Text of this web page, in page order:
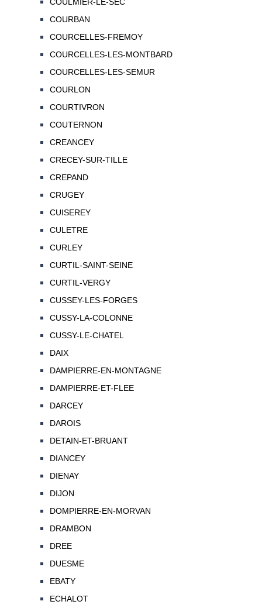
COULMIER-LE-SEC
COURBAN
COURCELLES-FREMOY
COURCELLES-LES-MONTBARD
COURCELLES-LES-SEMUR
COURLON
COURTIVRON
COUTERNON
CREANCEY
CRECEY-SUR-TILLE
CREPAND
CRUGEY
CUISEREY
CULETRE
CURLEY
CURTIL-SAINT-SEINE
CURTIL-VERGY
CUSSEY-LES-FORGES
CUSSY-LA-COLONNE
CUSSY-LE-CHATEL
DAIX
DAMPIERRE-EN-MONTAGNE
DAMPIERRE-ET-FLEE
DARCEY
DAROIS
DETAIN-ET-BRUANT
DIANCEY
DIENAY
DIJON
DOMPIERRE-EN-MORVAN
DRAMBON
DREE
DUESME
EBATY
ECHALOT